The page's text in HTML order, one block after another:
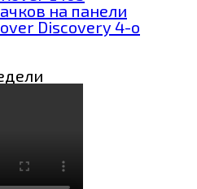
на панели
Discovery 4-о